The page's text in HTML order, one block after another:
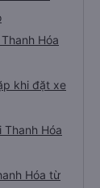
Hóa
khi đặt xe
Hóa
Hóa từ